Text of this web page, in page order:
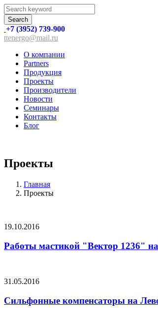
Search
+7 (3952) 739-900
ttenergo@mail.ru
О компании
Partners
Продукция
Проекты
Производители
Новости
Семинары
Контакты
Блог
Проекты
Главная
Проекты
19.10.2016
Работы мастикой "Вектор 1236"
31.05.2016
Сильфонные компенсаторы на